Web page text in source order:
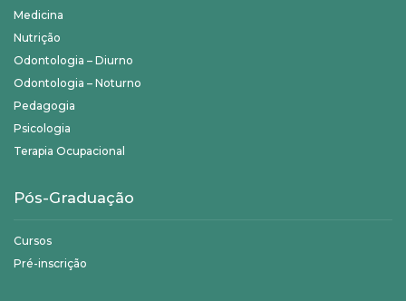
Medicina
Nutrição
Odontologia – Diurno
Odontologia – Noturno
Pedagogia
Psicologia
Terapia Ocupacional
Pós-Graduação
Cursos
Pré-inscrição